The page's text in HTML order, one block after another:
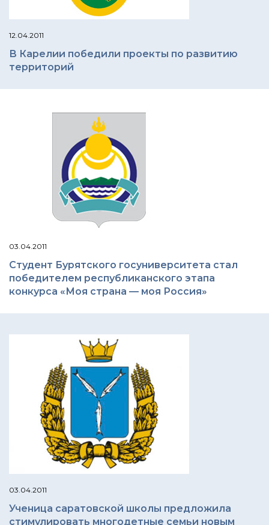
12.04.2011
В Карелии победили проекты по развитию
территорий
03.04.2011
Студент Бурятского госуниверситета стал
победителем республиканского этапа
конкурса «Моя страна — моя Россия»
03.04.2011
Ученица саратовской школы предложила
стимулировать многодетные семьи новым